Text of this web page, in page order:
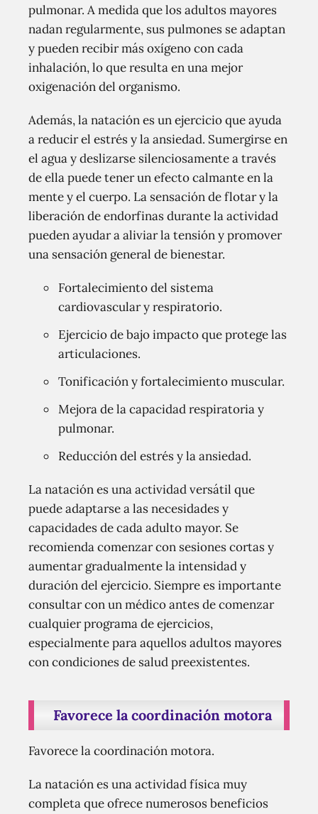
pulmonar. A medida que los adultos mayores
nadan regularmente, sus pulmones se adaptan
y pueden recibir más oxígeno con cada
inhalación, lo que resulta en una mejor
oxigenación del organismo.
Además, la natación es un ejercicio que ayuda
a reducir el estrés y la ansiedad. Sumergirse en
el agua y deslizarse silenciosamente a través
de ella puede tener un efecto calmante en la
mente y el cuerpo. La sensación de flotar y la
liberación de endorfinas durante la actividad
pueden ayudar a aliviar la tensión y promover
una sensación general de bienestar.
Fortalecimiento del sistema
cardiovascular y respiratorio.
Ejercicio de bajo impacto que protege las
articulaciones.
Tonificación y fortalecimiento muscular.
Mejora de la capacidad respiratoria y
pulmonar.
Reducción del estrés y la ansiedad.
La natación es una actividad versátil que
puede adaptarse a las necesidades y
capacidades de cada adulto mayor. Se
recomienda comenzar con sesiones cortas y
aumentar gradualmente la intensidad y
duración del ejercicio. Siempre es importante
consultar con un médico antes de comenzar
cualquier programa de ejercicios,
especialmente para aquellos adultos mayores
con condiciones de salud preexistentes.
Favorece la coordinación motora
Favorece la coordinación motora.
La natación es una actividad física muy
completa que ofrece numerosos beneficios